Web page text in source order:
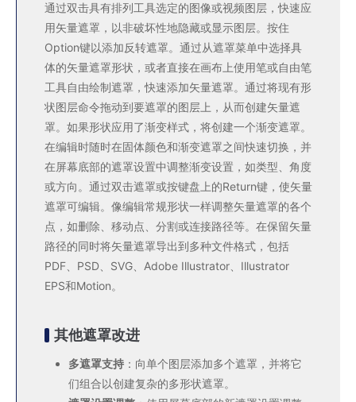
通过双击具有排列工具选定的图像或视频图层，快速应
用矢量遮罩，以非破坏性地隐藏或显示图层。按住
Option键以添加反转遮罩。通过从遮罩菜单中选择具
体的矢量遮罩形状，或者直接在画布上使用笔或自由笔
工具自由绘制遮罩，快速添加矢量遮罩。通过将现有形
状图层命令拖动到要遮罩的图层上，从而创建矢量遮
罩。如果形状应用了渐变样式，将创建一个渐变遮罩。
在编辑时随时在固体颜色和渐变遮罩之间快速切换，并
在屏幕底部的遮罩设置中调整渐变设置，如类型、角度
或方向。通过双击遮罩或按键盘上的Return键，使矢量
遮罩可编辑。像编辑常规形状一样调整矢量遮罩的各个
点，如删除、移动点、分割或连接路径等。在保留矢量
路径的同时将矢量遮罩导出到多种文件格式，包括
PDF、PSD、SVG、Adobe Illustrator、Illustrator
EPS和Motion。
其他遮罩改进
多遮罩支持 ：向单个图层添加多个遮罩，并将它
们组合以创建复杂的多形状遮罩。